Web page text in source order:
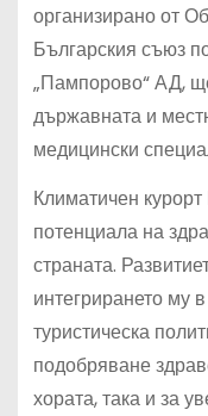
организирано от
Българския съюз
„Пампорово“ АД,
държавната и
медицински
Климатичен
потенциала на
страната.
интегрирането му
туристическа
подобряване
хората, така и за